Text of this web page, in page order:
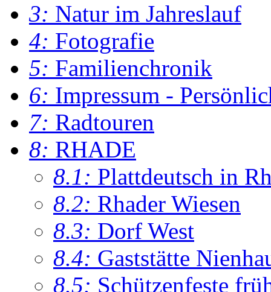
3: Natur im Jahreslauf
4: Fotografie
5: Familienchronik
6: Impressum -
7: Radtouren
8: RHADE
8.1: Plattdeutsch in
8.2: Rhader Wiesen
8.3: Dorf West
8.4: Gaststätte
8.5: Schützenfeste